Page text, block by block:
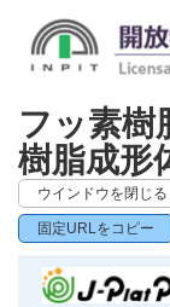
フッ素樹
樹脂成形
ウインドウを閉じる
固定URLをコピー